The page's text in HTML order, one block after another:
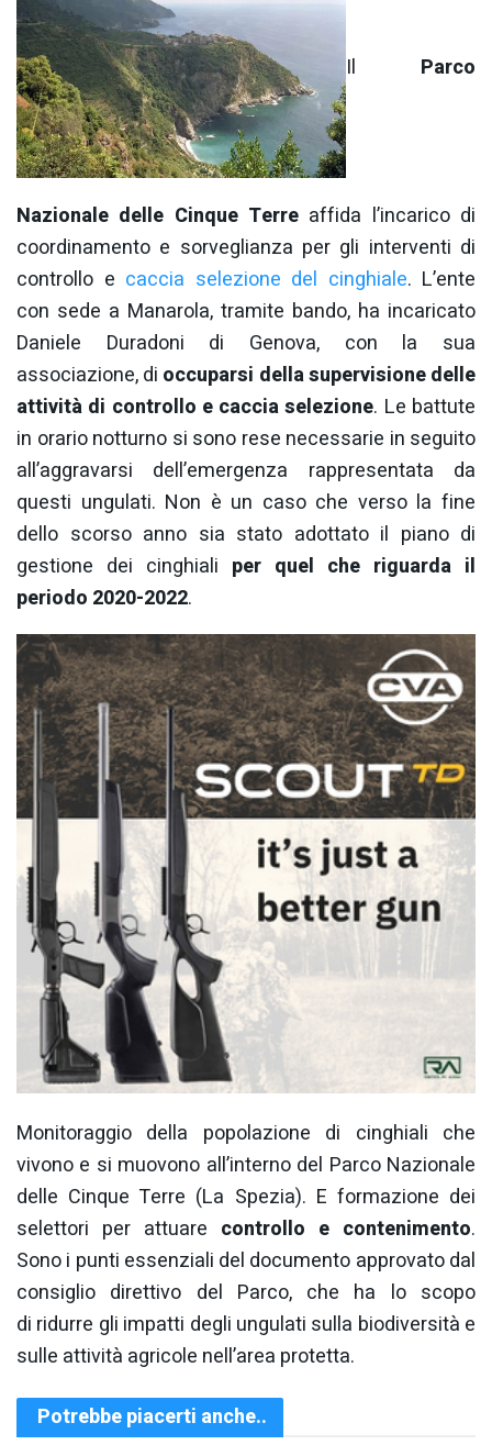
Il Parco
Nazionale delle Cinque Terre affida l’incarico di
coordinamento e sorveglianza per gli interventi di
controllo e caccia selezione del cinghiale. L’ente
con sede a Manarola, tramite bando, ha incaricato
Daniele Duradoni di Genova, con la sua
associazione, di occuparsi della supervisione delle
attività di controllo e caccia selezione. Le battute
in orario notturno si sono rese necessarie in seguito
all’aggravarsi dell’emergenza rappresentata da
questi ungulati. Non è un caso che verso la fine
dello scorso anno sia stato adottato il piano di
gestione dei cinghiali per quel che riguarda il
periodo 2020-2022.
Monitoraggio della popolazione di cinghiali che
vivono e si muovono all’interno del Parco Nazionale
delle Cinque Terre (La Spezia). E formazione dei
selettori per attuare controllo e contenimento.
Sono i punti essenziali del documento approvato dal
consiglio direttivo del Parco, che ha lo scopo
di ridurre gli impatti degli ungulati sulla biodiversità e
sulle attività agricole nell’area protetta.
Potrebbe piacerti anche..